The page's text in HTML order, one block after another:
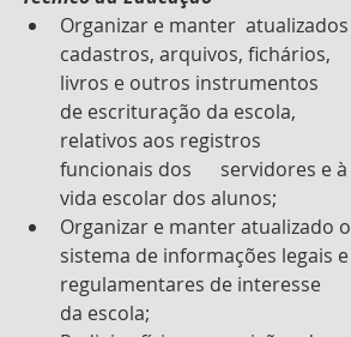
Organizar e manter  atualizados
cadastros, arquivos, fichários,
livros e outros instrumentos
de escrituração da escola,
relativos aos registros
funcionais dos      servidores e à
vida escolar dos alunos;
Organizar e manter atualizado o
sistema de informações legais e
regulamentares de interesse
da escola;